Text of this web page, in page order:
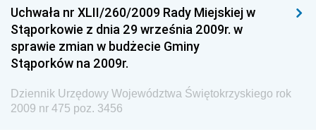
Dziennik Urzędowy Ministra Spraw Zagranicznych
Dziennik Urzędowy Centralnego Biura
Antykorupcyjnego
Wewnętrznego
Dziennik Urzędowy Urzędu Patentowego
Uchwała nr XLII/260/2009 Rady Miejskiej w
Stąporkowie z dnia 29 września 2009r. w
sprawie zmian w budżecie Gminy
Stąporków na 2009r.
Dziennik Urzędowy Województwa Świętokrzyskiego rok
2009 nr 475 poz. 3456